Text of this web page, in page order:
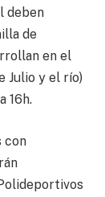
deben
de
en el
Julio y el río)
16h.
con